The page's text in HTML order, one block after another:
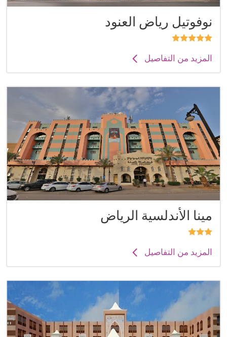
نوفوتيل رياض العنود
المزيد من التفاصيل
مينا الأندلسية الرياض
المزيد من التفاصيل